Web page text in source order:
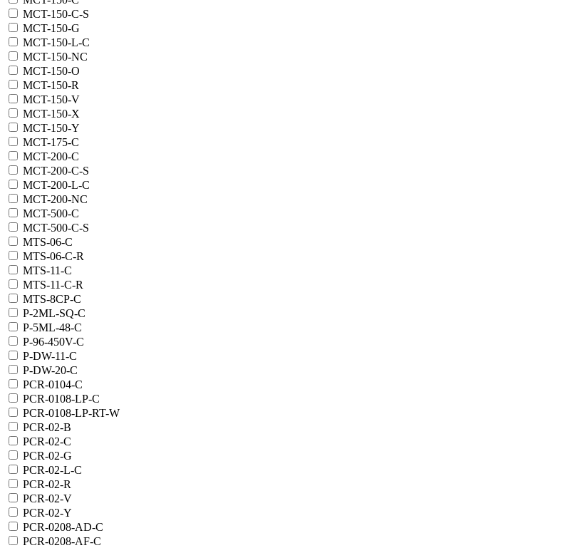
MCT-150-C-S
MCT-150-G
MCT-150-L-C
MCT-150-NC
MCT-150-O
MCT-150-R
MCT-150-V
MCT-150-X
MCT-150-Y
MCT-175-C
MCT-200-C
MCT-200-C-S
MCT-200-L-C
MCT-200-NC
MCT-500-C
MCT-500-C-S
MTS-06-C
MTS-06-C-R
MTS-11-C
MTS-11-C-R
MTS-8CP-C
P-2ML-SQ-C
P-5ML-48-C
P-96-450V-C
P-DW-11-C
P-DW-20-C
PCR-0104-C
PCR-0108-LP-C
PCR-0108-LP-RT-W
PCR-02-B
PCR-02-C
PCR-02-G
PCR-02-L-C
PCR-02-R
PCR-02-V
PCR-02-Y
PCR-0208-AD-C
PCR-0208-AF-C